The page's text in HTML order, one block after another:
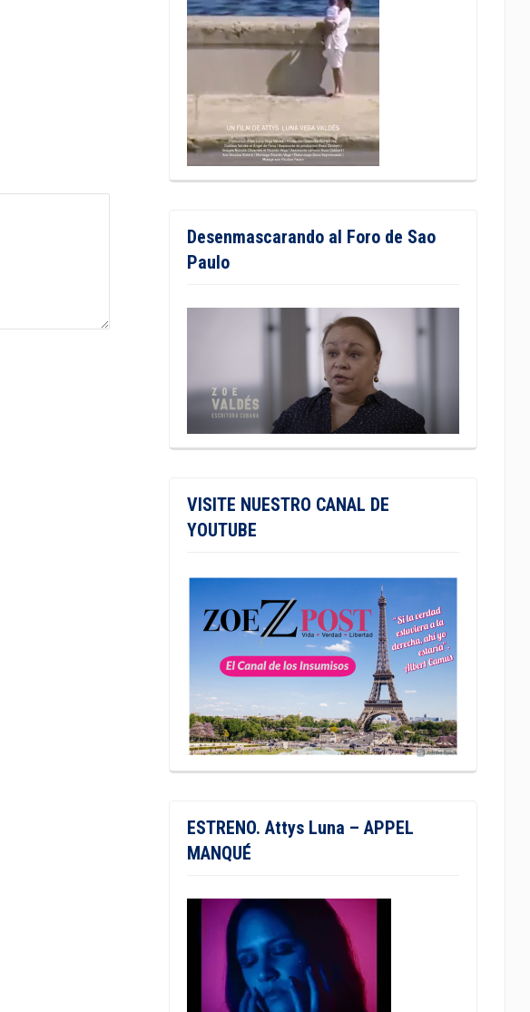
Desenmascarando al Foro de Sao
Paulo
VISITE NUESTRO CANAL DE
YOUTUBE
ESTRENO. Attys Luna – APPEL
MANQUÉ